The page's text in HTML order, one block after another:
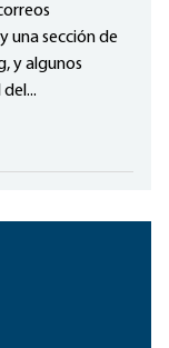
una sección de
y algunos